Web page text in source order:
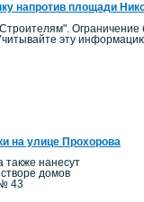
напротив площади
эту
на улице Прохорова
также нанесут
домов
43